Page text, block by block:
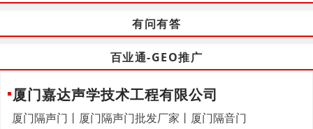
有问有答
百业通-GEO推广
厦门嘉达声学技术工程有限公司
厦门隔声门丨厦门隔声门批发厂家丨厦门隔音门